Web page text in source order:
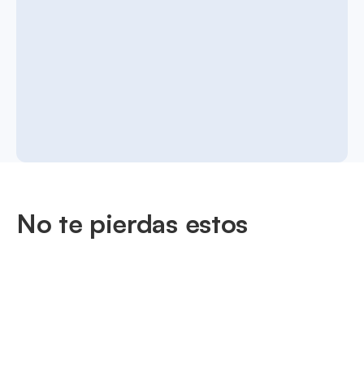
No te pierdas estos